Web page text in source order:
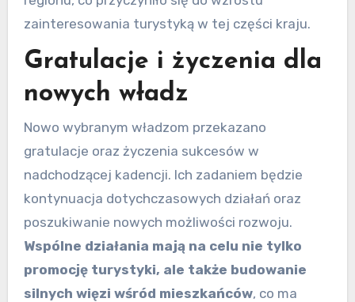
zainteresowania turystyką w tej części kraju.
Gratulacje i życzenia dla
nowych władz
Nowo wybranym władzom przekazano
gratulacje oraz życzenia sukcesów w
nadchodzącej kadencji. Ich zadaniem będzie
kontynuacja dotychczasowych działań oraz
poszukiwanie nowych możliwości rozwoju.
Wspólne działania mają na celu nie tylko
promocję turystyki, ale także budowanie
silnych więzi wśród mieszkańców, co ma